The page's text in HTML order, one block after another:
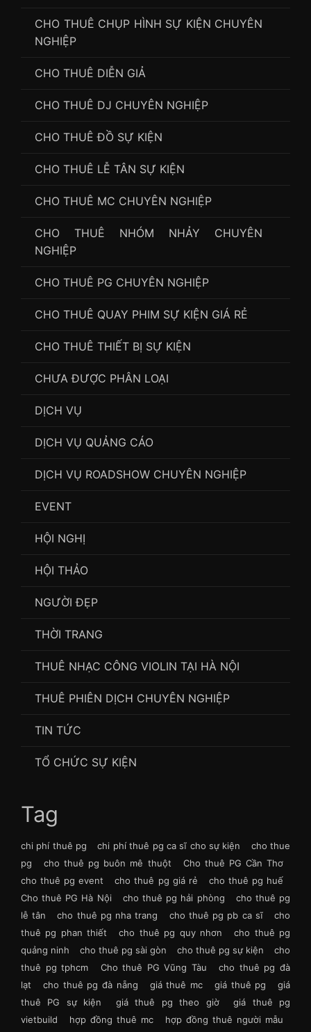
CHO THUÊ CHỤP HÌNH SỰ KIỆN CHUYÊN
NGHIỆP
CHO THUÊ DIỄN GIẢ
CHO THUÊ DJ CHUYÊN NGHIỆP
CHO THUÊ ĐỒ SỰ KIỆN
CHO THUÊ LỄ TÂN SỰ KIỆN
CHO THUÊ MC CHUYÊN NGHIỆP
CHO THUÊ NHÓM NHẢY CHUYÊN
NGHIỆP
CHO THUÊ PG CHUYÊN NGHIỆP
CHO THUÊ QUAY PHIM SỰ KIỆN GIÁ RẺ
CHO THUÊ THIẾT BỊ SỰ KIỆN
CHƯA ĐƯỢC PHÂN LOẠI
DỊCH VỤ
DỊCH VỤ QUẢNG CÁO
DỊCH VỤ ROADSHOW CHUYÊN NGHIỆP
EVENT
HỘI NGHỊ
HỘI THẢO
NGƯỜI ĐẸP
THỜI TRANG
THUÊ NHẠC CÔNG VIOLIN TẠI HÀ NỘI
THUÊ PHIÊN DỊCH CHUYÊN NGHIỆP
TIN TỨC
TỔ CHỨC SỰ KIỆN
Tag
chi phí thuê pg chi phí thuê pg ca sĩ cho sự kiện
cho thue
pg
cho thuê pg buôn mê thuột
Cho thuê PG Cần Thơ
cho thuê pg event
cho thuê pg giá rẻ
cho thuê pg huế
Cho thuê PG Hà Nội
cho thuê pg hải phòng
cho thuê pg
lễ tân
cho thuê pg nha trang cho thuê pg pb ca sĩ
cho
thuê pg phan thiết
cho thuê pg quy nhơn
cho thuê pg
quảng ninh
cho thuê pg sài gòn cho thuê pg sự kiện
cho
thuê pg tphcm
Cho thuê PG Vũng Tàu
cho thuê pg đà
lạt
cho thuê pg đà nẵng giá thuê mc giá thuê pg
giá
thuê PG sự kiện
giá thuê pg theo giờ
giá thuê pg
vietbuild
hợp đồng thuê mc
hợp đồng thuê người mẫu